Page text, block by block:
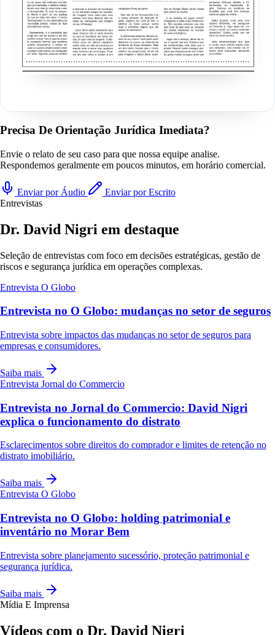
Precisa De Orientação Jurídica Imediata?
Envie o relato de seu caso para que nossa equipe analise.
Respondemos geralmente em poucos minutos, em horário comercial.
Enviar por Áudio
Enviar por Escrito
Entrevistas
Dr. David Nigri em destaque
Seleção de entrevistas com foco em decisões estratégicas, gestão de
riscos e segurança jurídica em operações complexas.
Entrevista O Globo
Entrevista no O Globo: mudanças no setor de seguros
Entrevista sobre impactos das mudanças no setor de seguros para
empresas e consumidores.
Saiba mais
Entrevista Jornal do Commercio
Entrevista no Jornal do Commercio: David Nigri
explica o funcionamento do distrato
Esclarecimentos sobre direitos do comprador e limites de retenção no
distrato imobiliário.
Saiba mais
Entrevista O Globo
Entrevista no O Globo: holding patrimonial e
inventário no Morar Bem
Entrevista sobre planejamento sucessório, proteção patrimonial e
segurança jurídica.
Saiba mais
Mídia E Imprensa
Vídeos com o Dr. David Nigri